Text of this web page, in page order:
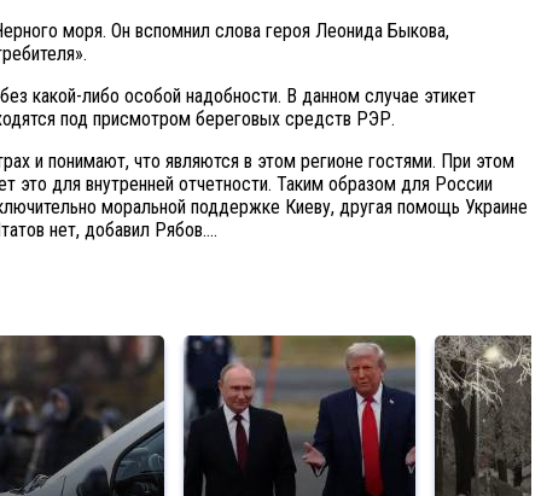
моря. Он вспомнил слова героя Леонида Быкова,
какой-либо особой надобности. В данном случае этикет
под присмотром береговых средств РЭР.
и понимают, что являются в этом регионе гостями. При этом
это для внутренней отчетности. Таким образом для России
моральной поддержке Киеву, другая помощь Украине
нет, добавил Рябов….